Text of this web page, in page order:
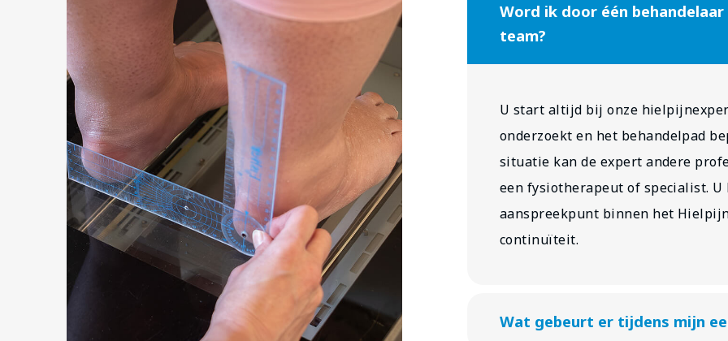
Word ik door één
team?
U start altijd bij onze
onderzoekt en het behandelpad
situatie kan de expert andere
een fysiotherapeut of specialist. U
aanspreekpunt binnen het
continuïteit.
Wat gebeurt er tijdens mijn